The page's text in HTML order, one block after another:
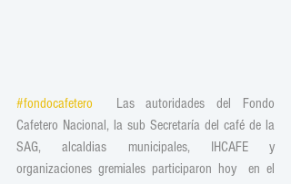
#fondocafetero
  Las autoridades del Fondo
Cafetero Nacional, la sub Secretaría del café de la
SAG, alcaldias municipales, IHCAFE y
organizaciones gremiales participaron hoy  en el